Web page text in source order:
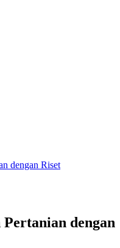
dengan Riset
dengan